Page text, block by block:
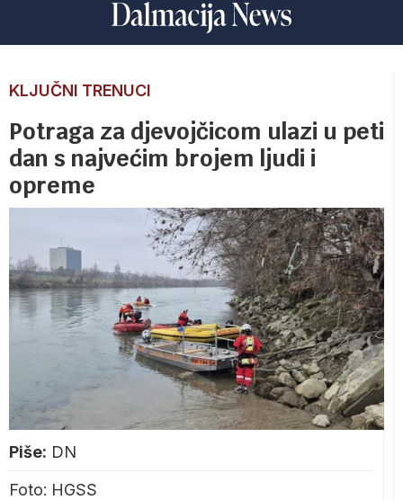
KLJUČNI TRENUCI
Potraga za djevojčicom ulazi u peti
dan s najvećim brojem ljudi i
opreme
Piše: DN
Foto: HGSS